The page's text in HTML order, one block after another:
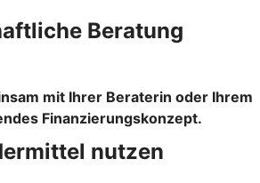
Beratung
mit Ihrer Beraterin oder Ihrem
Finanzierungskonzept.
nutzen